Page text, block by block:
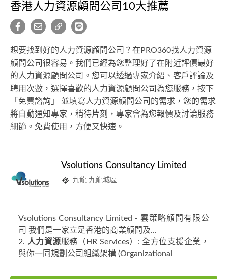
香港人力資源顧問公司10大推薦
想要找到好的人力資源顧問公司？在PRO360找人力資源
顧問公司很容易。我們已經為您整理好了在附近評價最好
的人力資源顧問公司。您可以透過專家介紹、客戶評論及
聘用次數，選擇喜歡的人力資源顧問公司為您服務，按下
「免費諮詢」 並填寫人力資源顧問公司的需求，您的需求
將自動通知專家，稍待片刻，專家會為您報價及討論服務
細節。免費使用，方便又快速。
Vsolutions Consultancy Limited
九龍 九龍城區
Vsolutions Consultancy Limited - 雲策略顧問有限公
司 我們是一家立足香港的商業顧問及...
2. 人力資源服務（HR Services）: 全方位支援企業，
與你一同規劃公司組織架構 (Organizational